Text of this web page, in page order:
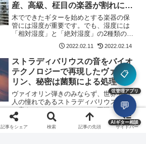
産、高級、柾目の楽器が割れにく
い理由も解説
木でできたギターを始めとする楽器の保
管には湿度が重要です。でも、湿度には
「相対湿度」と「絶対湿度」の2種類の湿
度があります。楽器の保管の際に気を付
けなくてはいけないのはどちらなのか解
説します。ギターの温度や湿度に関する
記事は以下のカテゴリに...
2022.02.11 2022.02.14
ストラディバリウスの音をバイオ
テクノロジーで再現したヴァイオ
リン、秘密は菌類による処理
ヴァイオリン弾きのみならず、世界中の
人の憧れであるストラディバリウス。そ
の音をバイオテクノロジーで再現したと
いう楽器が作られています。秘密は特殊
な菌類による処理です。いまだ音の秘密
2021.12.20
記事をシェア 検索 記事の先頭 サイドバー
📋
弦管理アプリ
💬
AIギター相談